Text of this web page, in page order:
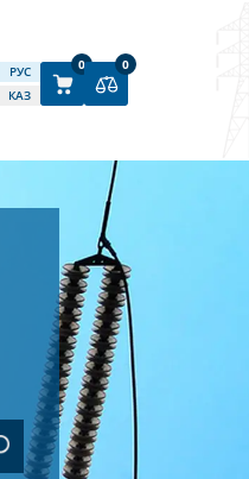
РУС
КАЗ
0 0